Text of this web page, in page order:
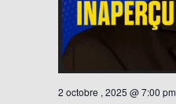
2 octobre , 2025 @ 7:00 pm